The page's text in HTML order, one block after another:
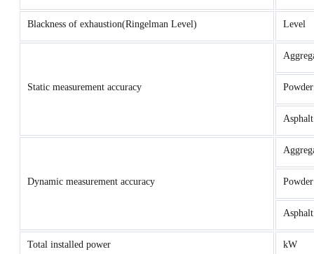
Blackness of exhaustion(Ringelman Level) Level
Static measurement accuracy Powder
Asphalt
Dynamic measurement accuracy Powder
Asphalt
Total installed power kW